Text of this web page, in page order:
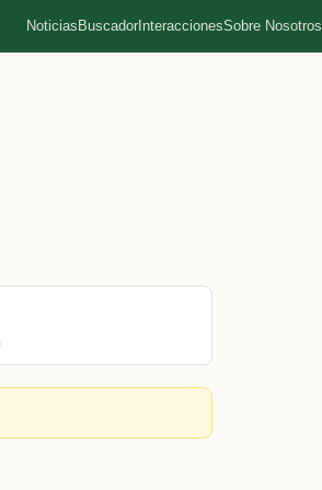
Noticias Buscador InteraccionesSobre Nosotros